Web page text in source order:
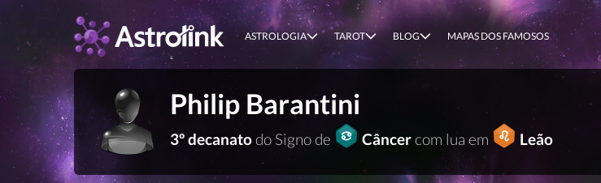
ASTROLOGIA TAROT BLOG MAPAS DOS FAMOSOS
Philip Barantini
3º decanatodo Signo de Câncercom lua em Leão